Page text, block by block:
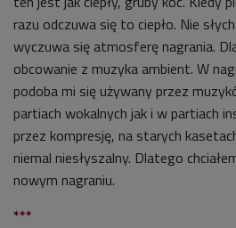
razu odczuwa się to ciepło. Nie
wyczuwa się atmosferę nagrania.
obcowanie z muzyka ambient. W
podoba mi się używany przez
partiach wokalnych jak i w partiach
przez kompresję, na starych
niemal niesłyszalny. Dlatego
nowym nagraniu.
***